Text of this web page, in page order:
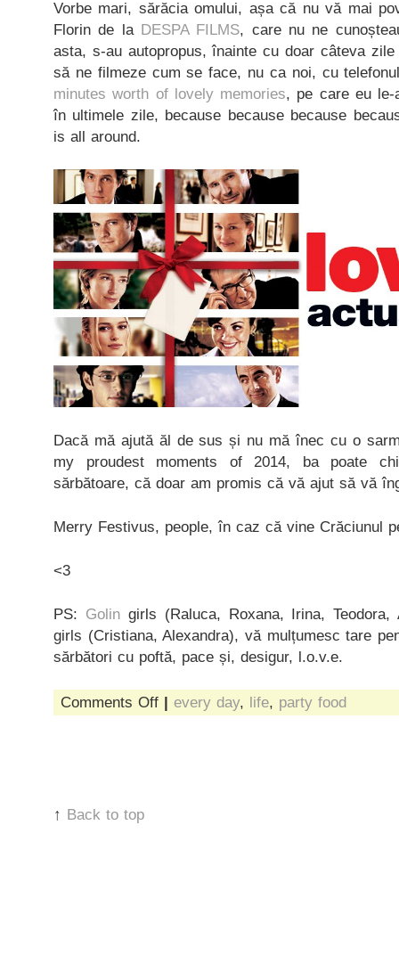
Vorbe mari, sărăcia omului, așa că nu vă mai
Florin de la DESPA FILMS, care nu ne
asta, s-au autopropus, înainte cu doar câteva
să ne filmeze cum se face, nu ca noi, cu
minutes worth of lovely memories, pe care eu le-
în ultimele zile, because because because
is all around.
Dacă mă ajută ăl de sus și nu mă înec cu o
my proudest moments of 2014, ba poate
sărbătoare, că doar am promis că vă ajut să vă
Merry Festivus, people, în caz că vine Crăciunul
<3
PS: Golingirls (Raluca, Roxana, Irina,
girls (Cristiana, Alexandra), vă mulțumesc tare
sărbători cu poftă, pace și, desigur, l.o.v.e.
Comments Offon
decembrie
| every day, life, party food
↑ Back to top